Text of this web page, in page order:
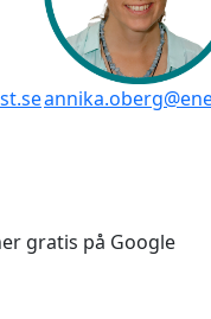
gratis på Google